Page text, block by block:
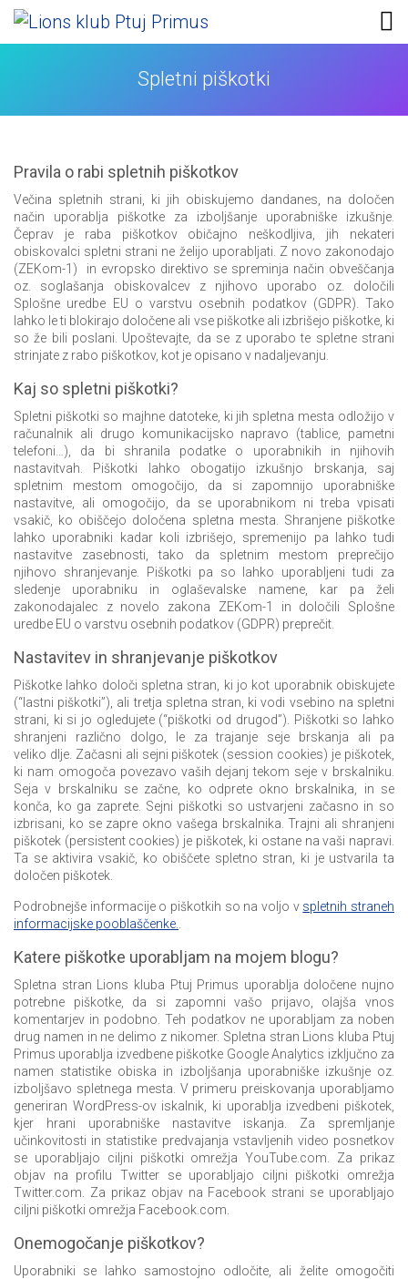
Skip
content
Lions klub Ptuj Primus
Spletni piškotki
Pravila o rabi spletnih piškotkov
Večina spletnih strani, ki jih obiskujemo dandanes, na določen
način uporablja piškotke za izboljšanje uporabniške izkušnje.
Čeprav je raba piškotkov običajno neškodljiva, jih nekateri
obiskovalci spletni strani ne želijo uporabljati. Z novo zakonodajo
(ZEKom-1) in evropsko direktivo se spreminja način obveščanja
oz. soglašanja obiskovalcev z njihovo uporabo oz. določili
Splošne uredbe EU o varstvu osebnih podatkov (GDPR). Tako
lahko le ti blokirajo določene ali vse piškotke ali izbrišejo piškotke, ki
so že bili poslani. Upoštevajte, da se z uporabo te spletne strani
strinjate z rabo piškotkov, kot je opisano v nadaljevanju.
Kaj so spletni piškotki?
Spletni piškotki so majhne datoteke, ki jih spletna mesta odložijo v
računalnik ali drugo komunikacijsko napravo (tablice, pametni
telefoni…), da bi shranila podatke o uporabnikih in njihovih
nastavitvah. Piškotki lahko obogatijo izkušnjo brskanja, saj
spletnim mestom omogočijo, da si zapomnijo uporabniške
nastavitve, ali omogočijo, da se uporabnikom ni treba vpisati
vsakič, ko obiščejo določena spletna mesta. Shranjene piškotke
lahko uporabniki kadar koli izbrišejo, spremenijo pa lahko tudi
nastavitve zasebnosti, tako da spletnim mestom preprečijo
njihovo shranjevanje. Piškotki pa so lahko uporabljeni tudi za
sledenje uporabniku in oglaševalske namene, kar pa želi
zakonodajalec z novelo zakona ZEKom-1 in določili Splošne
uredbe EU o varstvu osebnih podatkov (GDPR) preprečit.
Nastavitev in shranjevanje piškotkov
Piškotke lahko določi spletna stran, ki jo kot uporabnik obiskujete
(“lastni piškotki”), ali tretja spletna stran, ki vodi vsebino na spletni
strani, ki si jo ogledujete (“piškotki od drugod”). Piškotki so lahko
shranjeni različno dolgo, le za trajanje seje brskanja ali pa
veliko dlje. Začasni ali sejni piškotek (session cookies) je piškotek,
ki nam omogoča povezavo vaših dejanj tekom seje v brskalniku.
Seja v brskalniku se začne, ko odprete okno brskalnika, in se
konča, ko ga zaprete. Sejni piškotki so ustvarjeni začasno in so
izbrisani, ko se zapre okno vašega brskalnika. Trajni ali shranjeni
piškotek (persistent cookies) je piškotek, ki ostane na vaši napravi.
Ta se aktivira vsakič, ko obiščete spletno stran, ki je ustvarila ta
določen piškotek.
Podrobnejše informacije o piškotkih so na voljo v spletnih straneh
informacijske pooblaščenke.
Katere piškotke uporabljam na mojem blogu?
Spletna stran Lions kluba Ptuj Primus uporablja določene nujno
potrebne piškotke, da si zapomni vašo prijavo, olajša vnos
komentarjev in podobno. Teh podatkov ne uporabljam za noben
drug namen in ne delimo z nikomer. Spletna stran Lions kluba Ptuj
Primus uporablja izvedbene piškotke Google Analytics izključno za
namen statistike obiska in izboljšanja uporabniške izkušnje oz.
izboljšavo spletnega mesta. V primeru preiskovanja uporabljamo
generiran WordPress-ov iskalnik, ki uporablja izvedbeni piškotek,
kjer hrani uporabniške nastavitve iskanja. Za spremljanje
učinkovitosti in statistike predvajanja vstavljenih video posnetkov
se uporabljajo ciljni piškotki omrežja YouTube.com. Za prikaz
objav na profilu Twitter se uporabljajo ciljni piškotki omrežja
Twitter.com. Za prikaz objav na Facebook strani se uporabljajo
ciljni piškotki omrežja Facebook.com.
Onemogočanje piškotkov?
Uporabniki se lahko samostojno odločite, ali želite omogočiti